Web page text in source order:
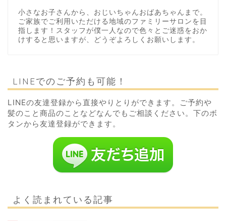
小さなお子さんから、おじいちゃんおばあちゃんまで。
ご家族でご利用いただける地域のファミリーサロンを目
指します！スタッフが僕一人なので色々とご迷惑をおか
けすると思いますが、どうぞよろしくお願いします。
LINEでのご予約も可能！
LINEの友達登録から直接やりとりができます。ご予約や
髪のこと商品のことなどなんでもご相談ください。下のボ
タンから友達登録ができます。
よく読まれている記事